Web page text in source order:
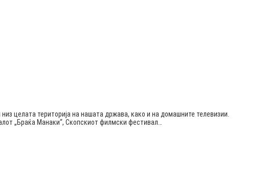
целата територија на нашата држава, како и на домашните телевизии.
„Браќа Манаки“, Скопскиот филмски фестивал…